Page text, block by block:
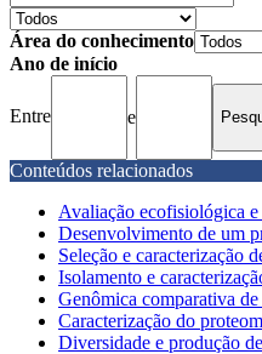
Área do conhecimento
Ano de início
Entre e
Conteúdos relacionados
Avaliação ecofisiológica
Desenvolvimento de um
Seleção e caracterização
Isolamento e
Genômica comparativa
Caracterização do
Diversidade e produção